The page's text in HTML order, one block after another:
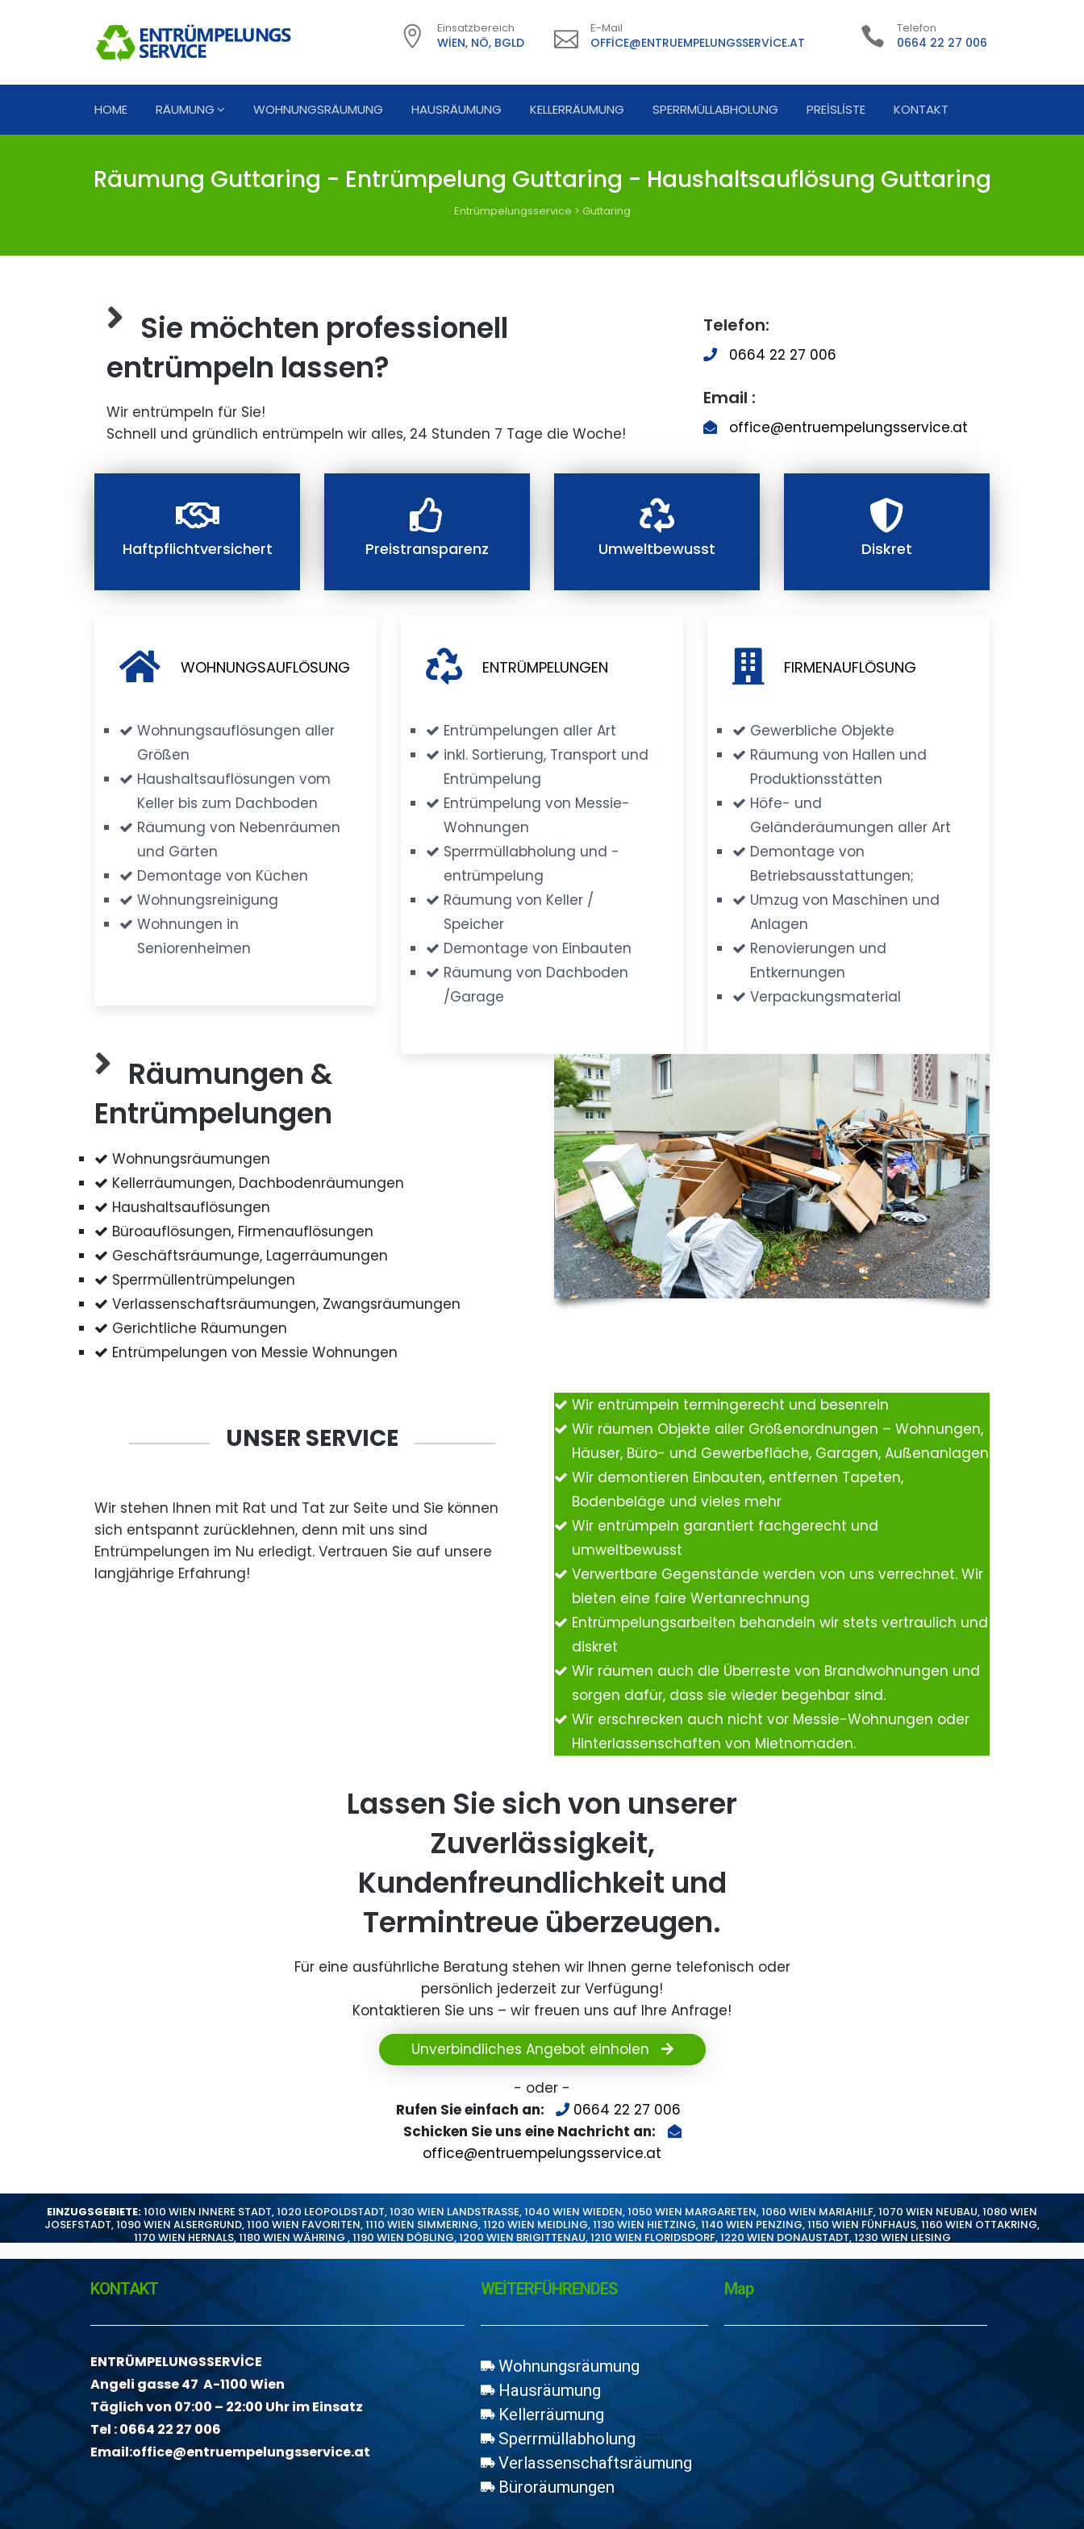
Einsatzbereich
WIEN, NÖ, BGLD
E-Mail
OFFICE@ENTRUEMPELUNGSSERVICE.AT
Telefon
0664 22 27 006
HOME RÄUMUNG WOHNUNGSRÄUMUNG HAUSRÄUMUNG KELLERRÄUMUNG SPERRMÜLLABHOLUNG PREISLISTE KONTAKT
Räumung Guttaring - Entrümpelung Guttaring - Haushaltsauflösung Guttaring
Entrümpelungsservice > Guttaring
Sie möchten professionell
entrümpeln lassen?
Wir entrümpeln für Sie!
Schnell und gründlich entrümpeln wir alles, 24 Stunden 7 Tage die Woche!
Telefon:
0664 22 27 006
Email :
office@entruempelungsservice.at
Haftpflichtversichert Preistransparenz Umweltbewusst Diskret
WOHNUNGSAUFLÖSUNG
Wohnungsauflösungen aller
Größen
Haushaltsauflösungen vom
Keller bis zum Dachboden
Räumung von Nebenräumen
und Gärten
Demontage von Küchen
Wohnungsreinigung
Wohnungen in
Seniorenheimen
ENTRÜMPELUNGEN
Entrümpelungen aller Art
inkl. Sortierung, Transport und
Entrümpelung
Entrümpelung von Messie-
Wohnungen
Sperrmüllabholung und -
entrümpelung
Räumung von Keller /
Speicher
Demontage von Einbauten
Räumung von Dachboden
/Garage
FIRMENAUFLÖSUNG
Gewerbliche Objekte
Räumung von Hallen und
Produktionsstätten
Höfe- und
Geländeräumungen aller Art
Demontage von
Betriebsausstattungen;
Umzug von Maschinen und
Anlagen
Renovierungen und
Entkernungen
Verpackungsmaterial
Räumungen &
Entrümpelungen
Wohnungsräumungen
Kellerräumungen, Dachbodenräumungen
Haushaltsauflösungen
Büroauflösungen, Firmenauflösungen
Geschäftsräumunge, Lagerräumungen
Sperrmüllentrümpelungen
Verlassenschaftsräumungen, Zwangsräumungen
Gerichtliche Räumungen
Entrümpelungen von Messie Wohnungen
UNSER SERVICE
Wir stehen Ihnen mit Rat und Tat zur Seite und Sie können
sich entspannt zurücklehnen, denn mit uns sind
Entrümpelungen im Nu erledigt. Vertrauen Sie auf unsere
langjährige Erfahrung!
Wir entrümpeln termingerecht und besenrein
Wir räumen Objekte aller Größenordnungen – Wohnungen,
Häuser, Büro- und Gewerbefläche, Garagen, Außenanlagen
Wir demontieren Einbauten, entfernen Tapeten,
Bodenbeläge und vieles mehr
Wir entrümpeln garantiert fachgerecht und
umweltbewusst
Verwertbare Gegenstände werden von uns verrechnet. Wir
bieten eine faire Wertanrechnung
Entrümpelungsarbeiten behandeln wir stets vertraulich und
diskret
Wir räumen auch die Überreste von Brandwohnungen und
sorgen dafür, dass sie wieder begehbar sind.
Wir erschrecken auch nicht vor Messie-Wohnungen oder
Hinterlassenschaften von Mietnomaden.
Lassen Sie sich von unserer
Zuverlässigkeit,
Kundenfreundlichkeit und
Termintreue überzeugen.
Für eine ausführliche Beratung stehen wir Ihnen gerne telefonisch oder
persönlich jederzeit zur Verfügung!
Kontaktieren Sie uns – wir freuen uns auf Ihre Anfrage!
Unverbindliches Angebot einholen
- oder -
Rufen Sie einfach an:
0664 22 27 006
Schicken Sie uns eine Nachricht an:
office@entruempelungsservice.at
EINZUGSGEBIETE:1010 WIEN INNERE STADT,1020 LEOPOLDSTADT,1030 WIEN LANDSTRASSE,1040 WIEN WIEDEN,1050 WIEN MARGARETEN,1060 WIEN MARIAHILF,1070 WIEN NEUBAU,1080 WIEN
JOSEFSTADT,1090 WIEN ALSERGRUND,1100 WIEN FAVORITEN,1110 WIEN SIMMERING,1120 WIEN MEIDLING,1130 WIEN HIETZING,1140 WIEN PENZING,1150 WIEN FÜNFHAUS,1160 WIEN OTTAKRING,
1170 WIEN HERNALS,1180 WIEN WÄHRING ,1190 WIEN DÖBLING,1200 WIEN BRIGITTENAU,1210 WIEN FLORIDSDORF,1220 WIEN DONAUSTADT,1230 WIEN LIESING
KONTAKT
ENTRÜMPELUNGSSERVİCE
Angeli gasse 47 A-1100 Wien
Täglich von 07:00 – 22:00 Uhr im Einsatz
Tel :0664 22 27 006
Email:office@entruempelungsservice.at
WEİTERFÜHRENDES
Wohnungsräumung
Hausräumung
Kellerräumung
Sperrmüllabholung
Verlassenschaftsräumung
Büroräumungen
Map